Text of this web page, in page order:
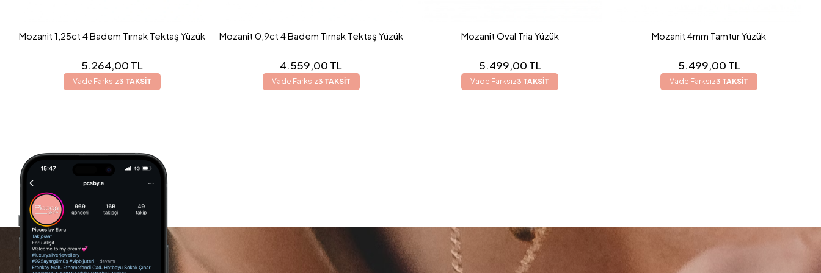
Mozanit 1,25ct 4 Badem Tırnak Tektaş Yüzük
5.264,00 TL
Vade Farksız3 TAKSİT
Mozanit 0,9ct 4 Badem Tırnak Tektaş Yüzük
4.559,00 TL
Vade Farksız3 TAKSİT
Mozanit Oval Tria Yüzük
5.499,00 TL
Vade Farksız3 TAKSİT
Mozanit 4mm Tamtur Yüzük
5.499,00 TL
Vade Farksız3 TAKSİT